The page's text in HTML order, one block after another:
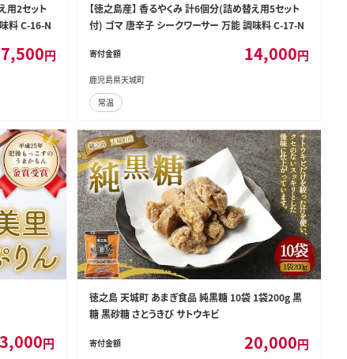
用2セット
料 C-16-N
7,500円
【徳之島産】 香るやくみ 計6個分(詰め替え用5セット
付) ゴマ 唐辛子 シークワーサー 万能 調味料 C-17-N
寄付金額 14,000円
鹿児島県天城町
常温
円
徳之島 天城町 あまぎ食品 純黒糖 10袋 1袋200g 黒
糖 黒砂糖 さとうきび サトウキビ
寄付金額 20,000円